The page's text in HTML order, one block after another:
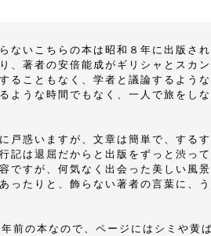
ないこちらの本は昭和８年に出版さ
、著者の安倍能成がギリシャとスカ
ることもなく、学者と議論するよう
ような時間でもなく、一人で旅をし
戸惑いますが、文章は簡単で、する
記は退屈だからと出版をずっと渋っ
ですが、何気なく出会った美しい風
ったりと、飾らない著者の言葉に、
前の本なので、ページにはシミや黄